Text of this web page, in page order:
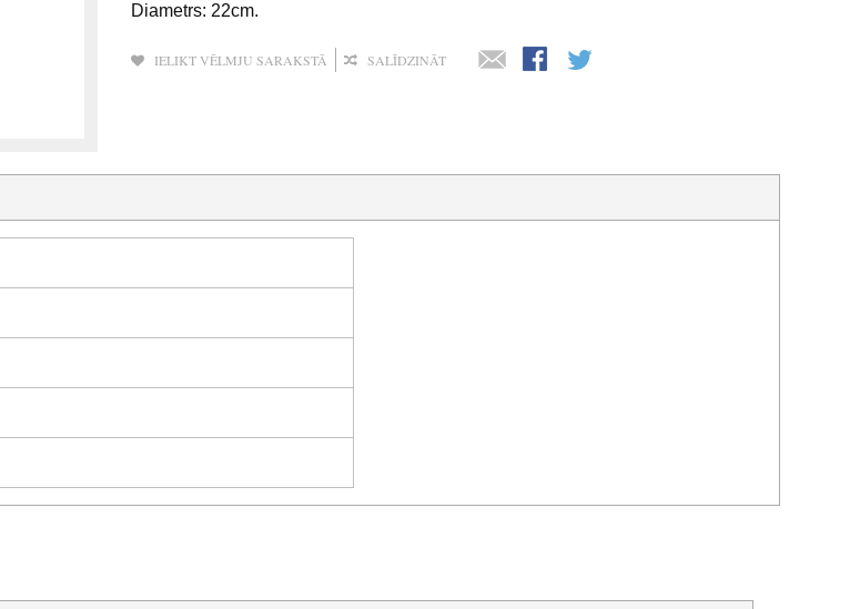
Diametrs: 22cm.
IELIKT VĒLMJU SARAKSTĀ SALĪDZINĀT